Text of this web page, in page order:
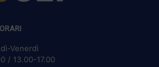
ORARI
Venerdì
/ 13.00-17.00